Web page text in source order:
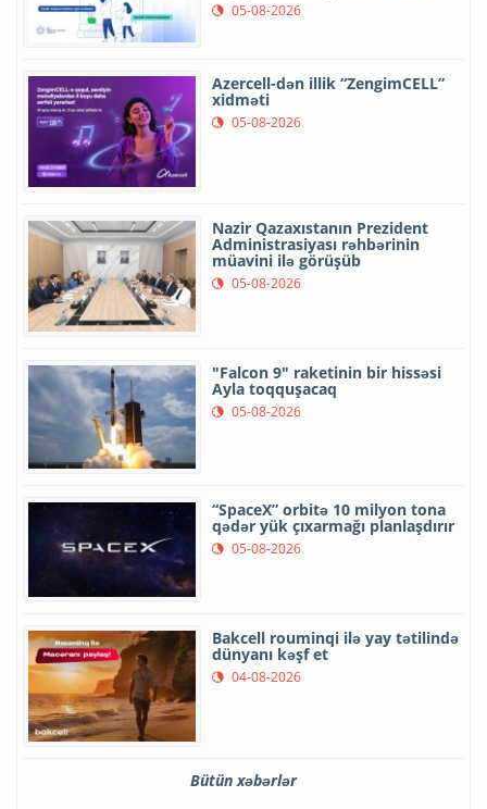
05-08-2026
Azercell-dən illik “ZengimCELL”
xidməti
05-08-2026
Nazir Qazaxıstanın Prezident
Administrasiyası rəhbərinin
müavini ilə görüşüb
05-08-2026
"Falcon 9" raketinin bir hissəsi
Ayla toqquşacaq
05-08-2026
“SpaceX” orbitə 10 milyon tona
qədər yük çıxarmağı planlaşdırır
05-08-2026
Bakcell rouminqi ilə yay tətilində
dünyanı kəşf et
04-08-2026
Bütün xəbərlər